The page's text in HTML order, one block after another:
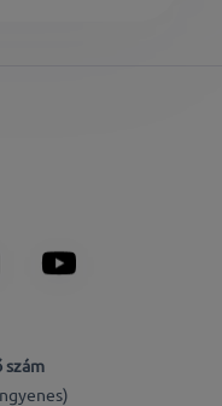
szám